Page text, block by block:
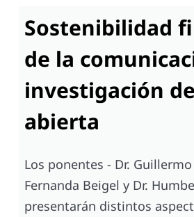
Sostenibilidad
de la
investigación
abierta
Los ponentes - Dr.
Fernanda Beigel y Dr.
presentarán distintos